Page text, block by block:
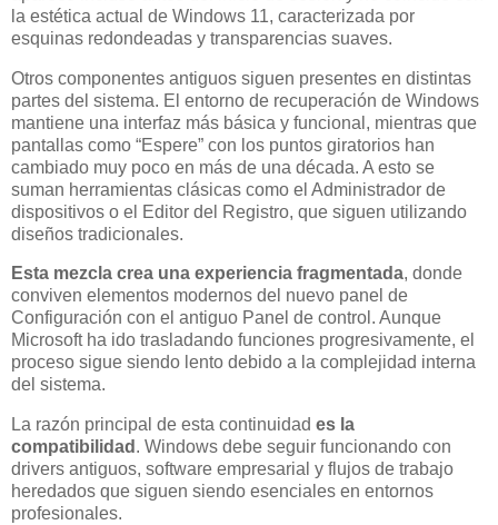
la estética actual de Windows 11, caracterizada por
esquinas redondeadas y transparencias suaves.
Otros componentes antiguos siguen presentes en distintas
partes del sistema. El entorno de recuperación de Windows
mantiene una interfaz más básica y funcional, mientras que
pantallas como “Espere” con los puntos giratorios han
cambiado muy poco en más de una década. A esto se
suman herramientas clásicas como el Administrador de
dispositivos o el Editor del Registro, que siguen utilizando
diseños tradicionales.
Esta mezcla crea una experiencia fragmentada, donde
conviven elementos modernos del nuevo panel de
Configuración con el antiguo Panel de control. Aunque
Microsoft ha ido trasladando funciones progresivamente, el
proceso sigue siendo lento debido a la complejidad interna
del sistema.
La razón principal de esta continuidad es la
compatibilidad . Windows debe seguir funcionando con
drivers antiguos, software empresarial y flujos de trabajo
heredados que siguen siendo esenciales en entornos
profesionales.